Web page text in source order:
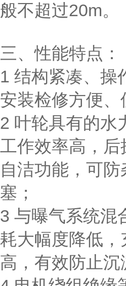
般不超过20m。
三、性能特点：
1 结构紧凑、操
安装检修方便、
2 叶轮具有的水
工作效率高，
自洁功能，可
塞；
3 与曝气系统混
耗大幅度降低，
高，有效防止沉